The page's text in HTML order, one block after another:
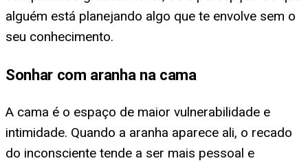
alguém está planejando algo que te envolve sem o
seu conhecimento.
Sonhar com aranha na cama
A cama é o espaço de maior vulnerabilidade e
intimidade. Quando a aranha aparece ali, o recado
do inconsciente tende a ser mais pessoal e